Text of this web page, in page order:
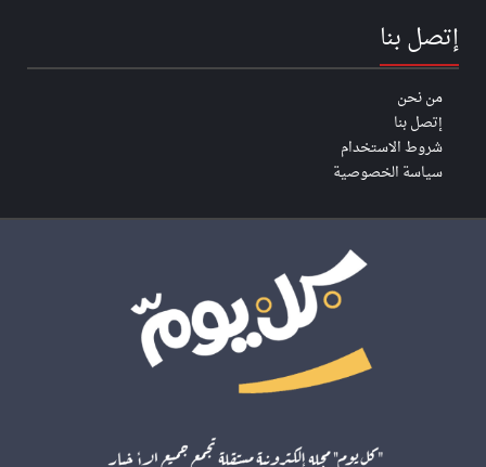
إتصل بنا
من نحن
إتصل بنا
شروط الاستخدام
سياسة الخصوصية